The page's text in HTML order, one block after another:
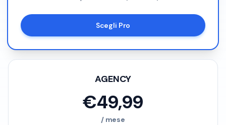
Scegli Pro
AGENCY
€49,99
/ mese